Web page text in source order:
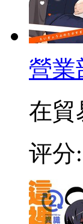
營業
在貿
评分: